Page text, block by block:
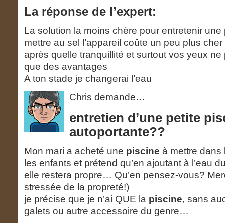
La réponse de l’expert:
La solution la moins chère pour entretenir
mettre au sel l’appareil coûte un peu plus
après quelle tranquillité et surtout vos yeux ne
que des avantages
A ton stade je changerai l’eau
Chris demande…
entretien d’une petite
autoportante??
Mon mari a acheté une piscine à mettre dans
les enfants et prétend qu’en ajoutant à l’eau
elle restera propre… Qu’en pensez-vous?
stressée de la propreté!)
je précise que je n’ai QUE la piscine, sans
galets ou autre accessoire du genre…